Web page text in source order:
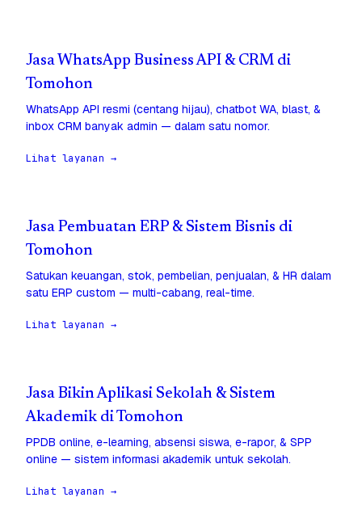
Jasa WhatsApp Business API & CRM di
Tomohon
WhatsApp API resmi (centang hijau), chatbot WA, blast, &
inbox CRM banyak admin — dalam satu nomor.
Lihat layanan →
Jasa Pembuatan ERP & Sistem Bisnis di
Tomohon
Satukan keuangan, stok, pembelian, penjualan, & HR dalam
satu ERP custom — multi-cabang, real-time.
Lihat layanan →
Jasa Bikin Aplikasi Sekolah & Sistem
Akademik di Tomohon
PPDB online, e-learning, absensi siswa, e-rapor, & SPP
online — sistem informasi akademik untuk sekolah.
Lihat layanan →